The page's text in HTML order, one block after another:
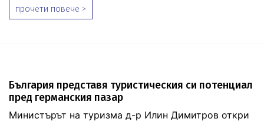
прочети повече >
България представя туристическия си потенциал
пред германския пазар
Министърът на туризма д-р Илин Димитров откри